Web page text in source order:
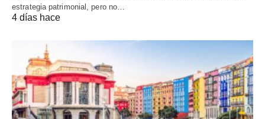
estrategia patrimonial, pero no…
4 días hace